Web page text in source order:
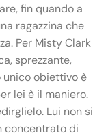
fin quando a
ragazzina che
Per Misty Clark
sprezzante,
unico obiettivo è
lei è il maniero.
Lui non si
concentrato di